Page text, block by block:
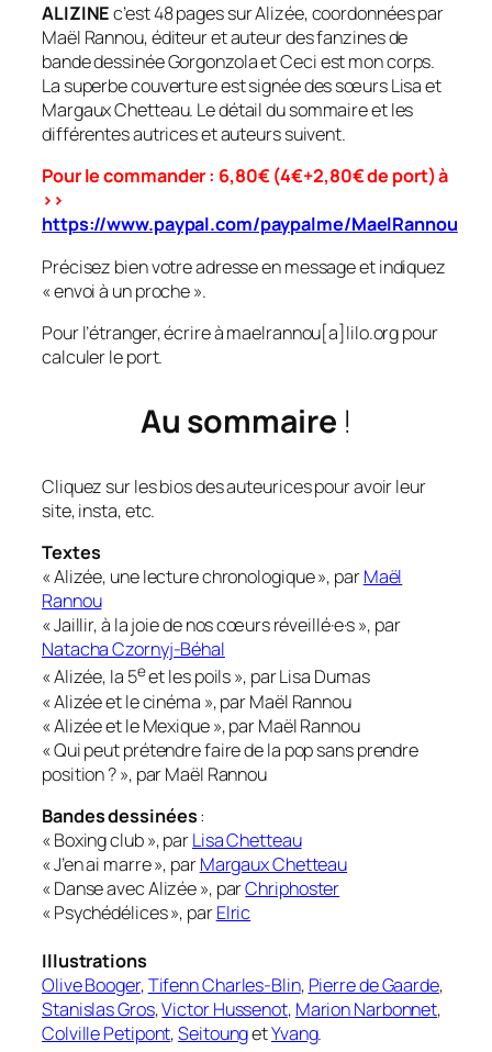
ALIZINEc’est 48 pages sur Alizée, coordonnées par
Maël Rannou, éditeur et auteur des fanzines de
bande dessinéeGorgonzolaetCeci est mon corps.
La superbe couverture est signée des sœurs Lisa et
Margaux Chetteau. Le détail du sommaire et les
différentes autrices et auteurs suivent.
Pour le commander : 6,80€ (4€+2,80€ de port) à
>>
https://www.paypal.com/paypalme/MaelRannou
Précisez bien votre adresse en message et indiquez
« envoi à un proche ».
Pour l’étranger, écrire à maelrannou[a]lilo.org pour
calculer le port.
Au sommaire !
Cliquez sur les bios des auteurices pour avoir leur
site, insta, etc.
Textes
« Alizée, une lecture chronologique », parMaël
Rannou
« Jaillir, à la joie de nos cœurs réveillé·e·s », par
Natacha Czornyj-Béhal
« Alizée, la 5eet les poils », par Lisa Dumas
« Alizée et le cinéma », par Maël Rannou
« Alizée et le Mexique », par Maël Rannou
« Qui peut prétendre faire de la pop sans prendre
position ? », par Maël Rannou
Bandes dessinées:
« Boxing club », parLisa Chetteau
« J’en ai marre », parMargaux Chetteau
« Danse avec Alizée », parChriphoster
« Psychédélices », parElric
Illustrations
Olive Booger,Tifenn Charles-Blin, Pierre de Gaarde,
Stanislas Gros,Victor Hussenot, Marion Narbonnet,
Colville Petipont,SeitoungetYvang.